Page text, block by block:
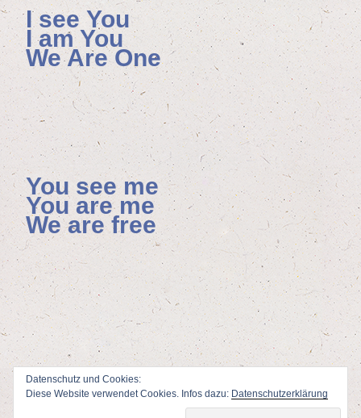
I see You
I am You
We Are One
You see me
You are me
We are free
ViSdP: Florian Hoenisch, Mainzer Allee 4, 65232 Taunusstein
Datenschutz und Cookies:
Diese Website verwendet Cookies. Infos dazu: Datenschutzerklärung